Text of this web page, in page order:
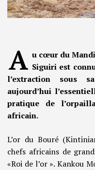
A u cœur du
Siguiri est
l’extraction sous
aujourd’hui
pratique de
africain.
L’or du Bouré
chefs africains de
«Roi de l’or ». Kankou